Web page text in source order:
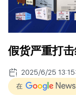
假货严重打
2025/6/25
在